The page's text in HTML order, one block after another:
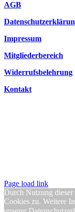
AGB
Impressum
Mitgliederbereich
Widerrufsbelehrung
Kontakt
Page load link
Durch Nutzung
Cookies zu. Weitere